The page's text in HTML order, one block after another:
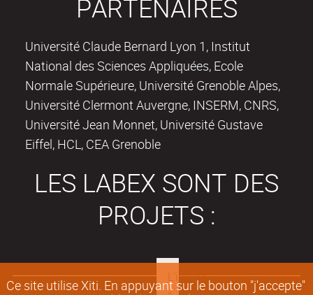
Ce site utilise Xiti. En appuyant sur le bouton "j'accepte"
PARTENAIRES
Université Claude Bernard Lyon 1, Institut
National des Sciences Appliquées, Ecole
Normale Supérieure, Université Grenoble Alpes,
Université Clermont Auvergne, INSERM, CNRS,
Université Jean Monnet, Université Gustave
Eiffel, HCL, CEA Grenoble
LES LABEX SONT DES
PROJETS :